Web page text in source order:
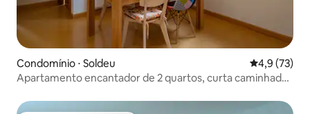
Condomínio ⋅ Soldeu 4,9 de uma
4,9 (73)
Apartamento encantador de 2 quartos, curta caminhada